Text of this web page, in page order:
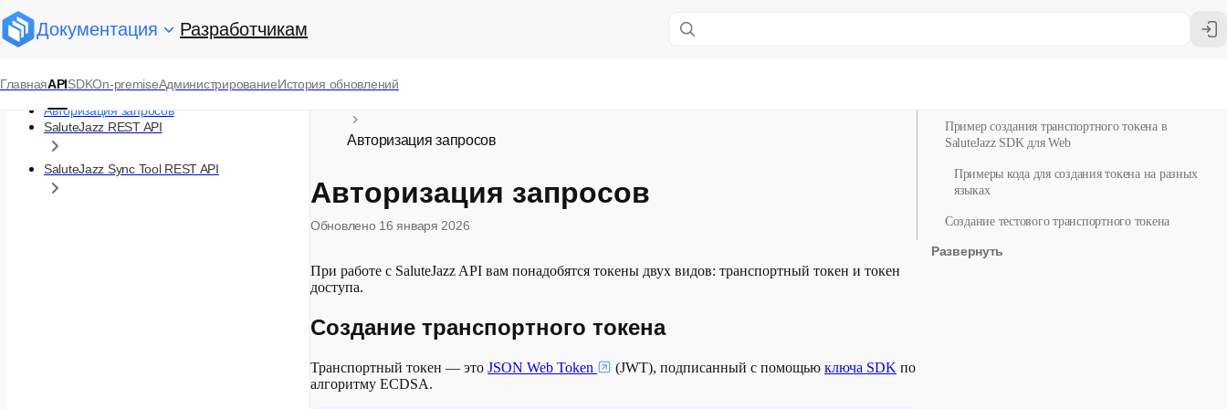
Документация Разработчикам
ГлавнаяAPISDKOn-premiseАдминистрированиеИстория обновлений
Обмен сообщениями
Авторизация запросов
SaluteJazz REST API
SaluteJazz Sync Tool REST API
Авторизация запросов
Авторизация запросов
Обновлено 16 января 2026
При работе с SaluteJazz API вам понадобятся токены двух видов: транспортный токен и токен
доступа.
Создание транспортного токена
Транспортный токен — это JSON Web Token (JWT), подписанный с помощью ключа SDK по
алгоритму ECDSA.
Пример создания транспортного токена в
SaluteJazz SDK для Web
Примеры кода для создания токена на разных
языках
Создание тестового транспортного токена
Получение токена доступа
Развернуть